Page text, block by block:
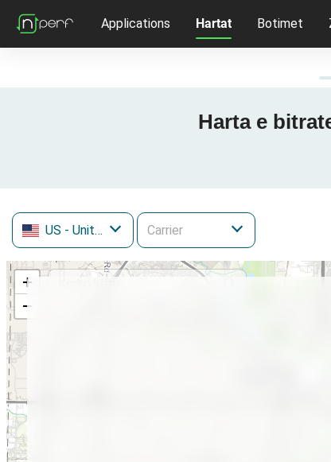
Applications Hartat Botimet
Harta e
US - United States
+
−